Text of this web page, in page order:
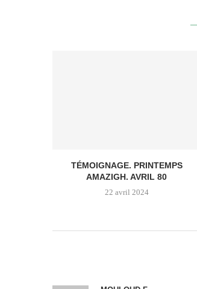
TÉMOIGNAGE. PRINTEMPS
AMAZIGH. AVRIL 80
22 avril 2024